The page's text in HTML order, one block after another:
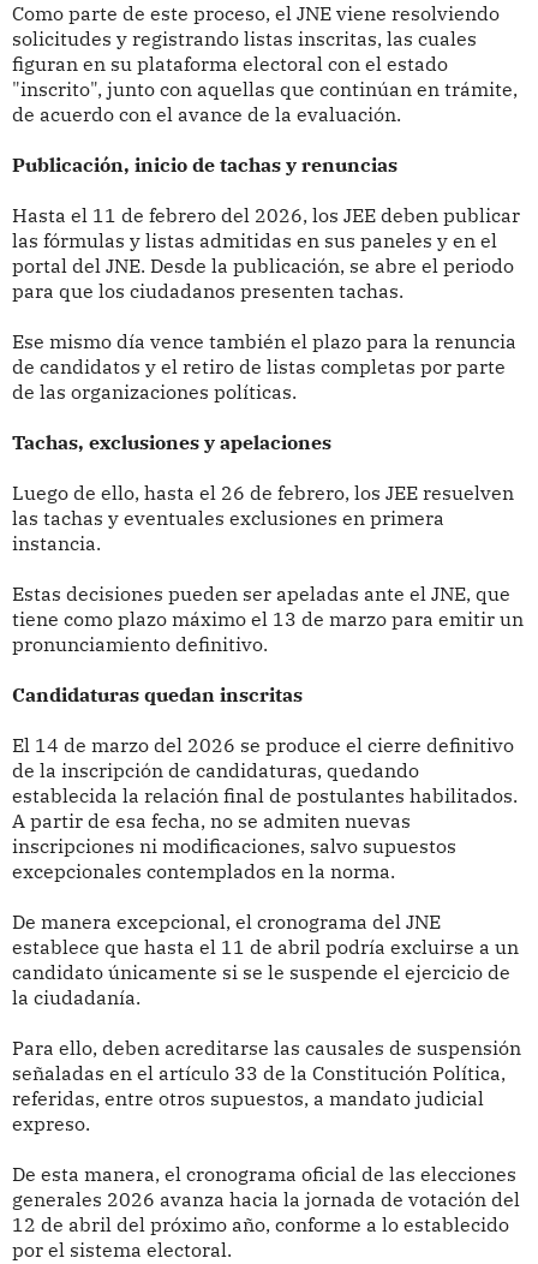
Como parte de este proceso, el JNE viene resolviendo
solicitudes y registrando listas inscritas, las cuales
figuran en su plataforma electoral con el estado
"inscrito", junto con aquellas que continúan en trámite,
de acuerdo con el avance de la evaluación.
Publicación, inicio de tachas y renuncias
Hasta el 11 de febrero del 2026, los JEE deben publicar
las fórmulas y listas admitidas en sus paneles y en el
portal del JNE. Desde la publicación, se abre el periodo
para que los ciudadanos presenten tachas.
Ese mismo día vence también el plazo para la renuncia
de candidatos y el retiro de listas completas por parte
de las organizaciones políticas.
Tachas, exclusiones y apelaciones
Luego de ello, hasta el 26 de febrero, los JEE resuelven
las tachas y eventuales exclusiones en primera
instancia.
Estas decisiones pueden ser apeladas ante el JNE, que
tiene como plazo máximo el 13 de marzo para emitir un
pronunciamiento definitivo.
Candidaturas quedan inscritas
El 14 de marzo del 2026 se produce el cierre definitivo
de la inscripción de candidaturas, quedando
establecida la relación final de postulantes habilitados.
A partir de esa fecha, no se admiten nuevas
inscripciones ni modificaciones, salvo supuestos
excepcionales contemplados en la norma.
De manera excepcional, el cronograma del JNE
establece que hasta el 11 de abril podría excluirse a un
candidato únicamente si se le suspende el ejercicio de
la ciudadanía.
Para ello, deben acreditarse las causales de suspensión
señaladas en el artículo 33 de la Constitución Política,
referidas, entre otros supuestos, a mandato judicial
expreso.
De esta manera, el cronograma oficial de las elecciones
generales 2026 avanza hacia la jornada de votación del
12 de abril del próximo año, conforme a lo establecido
por el sistema electoral.